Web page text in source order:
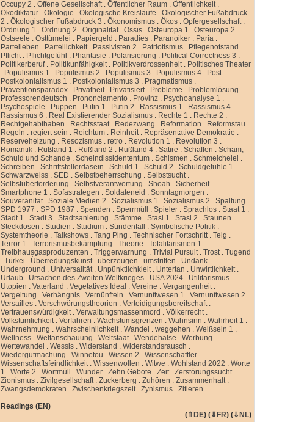
Occupy 2 .Offene Gesellschaft.Öffentlicher Raum .Öffentlichkeit.
Ökodiktatur .Ökologie .Ökologische Kreisläufe .Ökologischer Fußabdruck
2 .Ökologischer Fußabdruck 3 .Ökonomismus .Ökos .Opfergesellschaft.
Ordnung 1 .Ordnung 2 .Originalität.Ossis .Osteuropa 1 .Osteuropa 2 .
Ostseele .Osttümelei . Papiergeld . Paradies . Paranoiker . Paria .
Parteileben . Parteilichkeit. Passivisten 2 . Patriotismus . Pflegenotstand .
Pflicht. Pflichtgefühl . Phantasie . Polarisierung . Political Correctness 3 .
Politikerberuf. Politikunfähigkeit. Politikverdrossenheit. Politisches Theater
. Populismus 1 . Populismus 2 . Populismus 3 . Populismus 4 . Post- .
Postkolonialismus 1 . Postkolonialismus 3 . Pragmatismus .
Präventionsparadox . Privatheit. Privatisiert. Probleme . Problemlösung .
Professorendeutsch . Prononciamento . Provinz . Psychoanalyse 1 .
Psychospiele . Puppen . Putin 1 . Putin 2 . Rassismus 1 . Rassismus 4 .
Rassismus 6 . Real Existierender Sozialismus . Rechte 1 . Rechte 2 .
Rechtgehabthaben . Rechtsstaat. Redezwang . Reformation . Reformstau .
Regeln .regiert sein . Reichtum . Reinheit. Repräsentative Demokratie .
Reserveheizung . Resozismus .retro . Revolution 1 . Revolution 3 .
Romantik . Rußland 1 . Rußland 2 . Rußland 4 .Satire .Schaffen .Scham,
Schuld und Schande .Scheindissidententum .Schismen .Schmeichelei .
Schreiben .Schriftstellerdasein .Schuld 1 .Schuld 2 .Schuldgefühle 1 .
Schwarzweiss .SED .Selbstbeherrschung .Selbstsucht.
Selbstüberforderung .Selbstverantwortung .Shoah .Sicherheit.
Smartphone 1 .Sofastrategen .Soldateneid .Sonntagmorgen .
Souveränität.Soziale Medien 2 .Sozialismus 1 .Sozialismus 2 .Spaltung .
SPD 1977 .SPD 1987 .Spenden .Sperrmüll .Spieler .Sprachlos .Staat 1 .
Stadt 1 .Stadt 3 .Stadtsanierung .Stämme .Stasi 1 .Stasi 2 .Staunen .
Steckdosen .Studien .Studium .Sündenfall .Symbolische Politik .
Systemtheorie .Talkshows .Tang Ping .Technischer Fortschritt.Teig .
Terror 1 .Terrorismusbekämpfung .Theorie .Totalitarismen 1 .
Treibhausgasproduzenten .Triggerwarnung .Trivial Pursuit.Trost.Tugend
.Türkei . Überredungskunst.überzeugen .umstritten . Undank .
Underground . Universalität. Unpünktlichkieit. Untertan . Unwirtlichkeit.
Urlaub . Ursachen des Zweiten Weltkrieges . USA 2024 . Utilitarismus .
Utopien .Vaterland .Vegetatives Ideal .Vereine .Vergangenheit.
Vergeltung .Verhängnis .Vernünfteln .Vernunftwesen 1 .Vernunftwesen 2 .
Versailles .Verschwörungstheorien .Verteidigungsbereitschaft.
Vertrauenswürdigkeit.Verwaltungsmassenmord .Völkerrecht.
Volkstümlichkeit.Vorfahren .Wachstumsgrenzen .Wahnsinn .Wahrheit 1 .
Wahrnehmung .Wahrscheinlichkeit.Wandel .weggehen .Weißsein 1 .
Wellness .Weltanschauung .Weltstaat.Wendehälse .Werbung .
Wertewandel .Wessis .Widerstand .Widerstandsrausch .
Wiedergutmachung .Winnetou .Wissen 2 .Wissenschaftler .
Wissenschaftsfeindlichkeit.Wissenwollen .Witwe .Wohlstand 2022 .Worte
1 .Worte 2 .Wortmüll .Wunder .Zehn Gebote .Zeit.Zerstörungssucht.
Zionismus .Zivilgesellschaft.Zuckerberg .Zuhören .Zusammenhalt.
Zwangsdemokraten .Zwischenkriegszeit.Zynismus .Zitieren .
Readings (EN)
(⇑DE) (⇓FR) (⇓NL)